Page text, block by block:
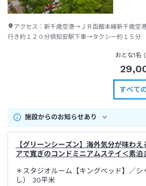
アクセス： 新千歳空港→ＪＲ函館本線新千歳空
行き約１２０分倶知安駅下車→タクシー約１５分
おとな1名 (
すべて
施設からのお知らせあり
【グリーンシーズン】海外気分が味わえ
アで寛ぎのコンドミニアムステイ＜素泊
＊スタジオルーム【キングベッド】
／シ
し） 30平米